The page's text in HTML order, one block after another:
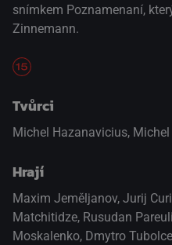
snímkem Poznamenaní,
Zinnemann.
Tvůrci
Michel Hazanavicius,
Hrají
Maxim Jeměljanov, Jurij
Matchitidze, Rusudan
Moskalenko, Dmytro